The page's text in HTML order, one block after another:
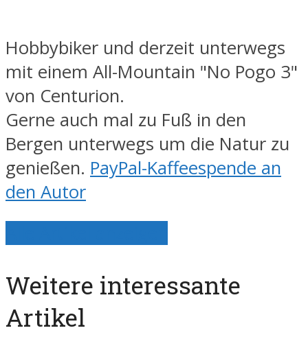
Hobbybiker und derzeit unterwegs
mit einem All-Mountain "No Pogo 3"
von Centurion.
Gerne auch mal zu Fuß in den
Bergen unterwegs um die Natur zu
genießen. PayPal-Kaffeespende an
den Autor
Weitere interessante
Artikel